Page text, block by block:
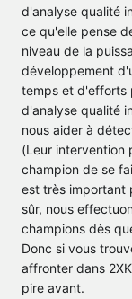
d'analyse qualité
ce qu'elle pense
niveau de la
développement
temps et d'efforts
d'analyse qualité
nous aider à
(Leur intervention
champion de se
est très important
sûr, nous
champions dès
Donc si vous
affronter dans
pire avant.